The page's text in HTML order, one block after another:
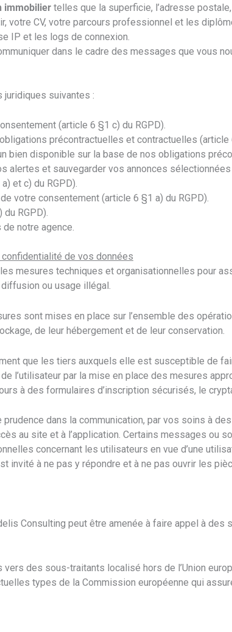
immobilier telles que la superficie, l’adresse
votre CV, votre parcours professionnel et les
IP et les logs de connexion.
dans le cadre des messages que vous
suivantes :
(article 6 §1 c) du RGPD).
précontractuelles et contractuelles (article
bien disponible sur la base de nos obligations
alertes et sauvegarder vos annonces
et c) du RGPD).
votre consentement (article 6 §1 a) du RGPD).
RGPD).
notre agence.
de vos données
mesures techniques et organisationnelles pour
ou usage illégal.
sont mises en place sur l’ensemble des
de leur hébergement et de leur conservation.
que les tiers auxquels elle est susceptible de
l’utilisateur par la mise en place des mesures
à des formulaires d’inscription sécurisés, le
dans la communication, par vos soins à
au site et à l’application. Certains messages ou
concernant les utilisateurs en vue d’une
invité à ne pas y répondre et à ne pas ouvrir les
Consulting peut être amenée à faire appel à des
des sous-traitants localisé hors de l’Union
types de la Commission européenne qui